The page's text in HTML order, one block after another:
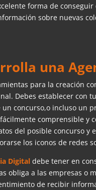
forma de
sobre nuevas
una
para la creación
Debes establecer con
concurso,o incluso un
comprensible y
del posible concurso
los iconos de redes
Digital debe tener en
obliga a las empresas o
de recibir